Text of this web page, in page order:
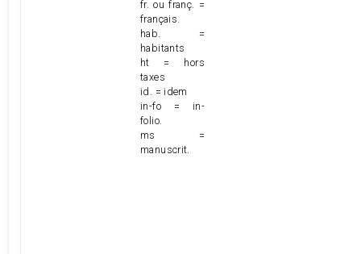
fr. ou franç. =
français.
hab. =
habitants
ht = hors
taxes
id. = idem
in-fo = in-
folio.
ms =
manuscrit.